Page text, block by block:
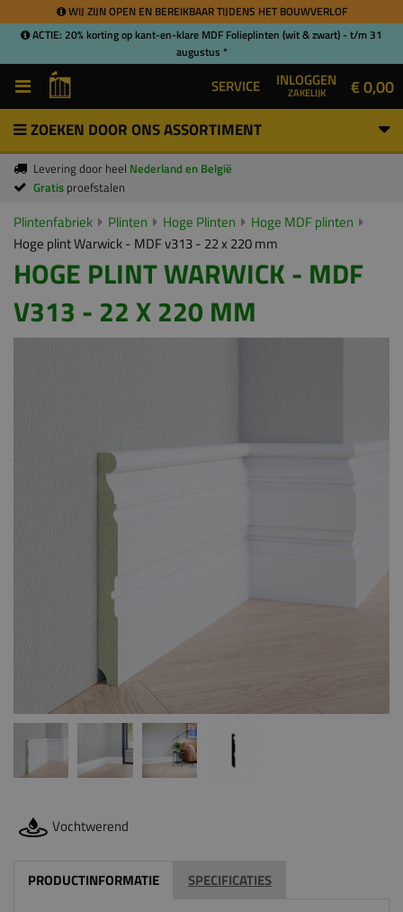
WIJ ZIJN OPEN EN BEREIKBAAR TIJDENS HET BOUWVERLOF
ACTIE: 20% korting op kant-en-klare MDF Folieplinten (wit & zwart) - t/m 31
augustus *
SERVICE INLOGGEN
ZAKELIJK € 0,00
ZOEKEN DOOR ONS ASSORTIMENT
Levering door heel Nederland en België
Gratis proefstalen
Plintenfabriek Plinten Hoge Plinten
Hoge MDF plinten
Hoge plint Warwick - MDF v313 - 22 x 220 mm
HOGE PLINT WARWICK - MDF
V313 - 22 X 220 MM
Vochtwerend
PRODUCTINFORMATIE SPECIFICATIES